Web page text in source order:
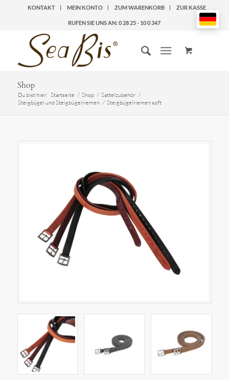
KONTAKT MEIN KONTO ZUM WARENKORB ZUR KASSE
RUFEN SIE UNS AN: 0 28 25 - 10 0 347
Shop
Du bist hier: Startseite / Shop / Sattelzubehör /
Steigbügel und Steigbügelriemen / Steigbügelriemen soft